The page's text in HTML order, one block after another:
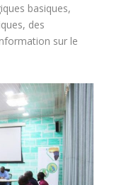
basiques,
des
sur le